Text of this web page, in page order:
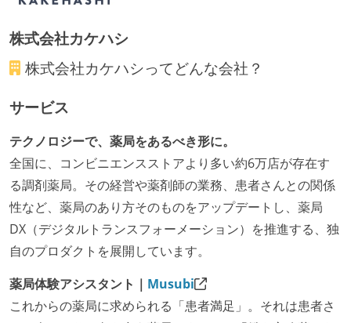
株式会社カケハシ
株式会社カケハシってどんな会社？
サービス
テクノロジーで、薬局をあるべき形に。
全国に、コンビニエンスストアより多い約6万店が存在す
る調剤薬局。その経営や薬剤師の業務、患者さんとの関係
性など、薬局のあり方そのものをアップデートし、薬局
DX（デジタルトランスフォーメーション）を推進する、独
自のプロダクトを展開しています。
薬局体験アシスタント｜ Musubi
これからの薬局に求められる「患者満足」。それは患者さ